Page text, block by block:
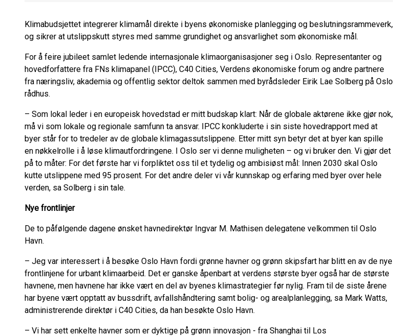
Klimabudsjettet integrerer klimamål direkte i byens økonomiske planlegging og beslutningsrammeverk,
og sikrer at utslippskutt styres med samme grundighet og ansvarlighet som økonomiske mål.
For å feire jubileet samlet ledende internasjonale klimaorganisasjoner seg i Oslo. Representanter og
hovedforfattere fra FNs klimapanel (IPCC), C40 Cities, Verdens økonomiske forum og andre partnere
fra næringsliv, akademia og offentlig sektor deltok sammen med byrådsleder Eirik Lae Solberg på Oslo
rådhus.
– Som lokal leder i en europeisk hovedstad er mitt budskap klart: Når de globale aktørene ikke gjør nok,
må vi som lokale og regionale samfunn ta ansvar. IPCC konkluderte i sin siste hovedrapport med at
byer står for to tredeler av de globale klimagassutslippene. Etter mitt syn betyr det at byer kan spille
en nøkkelrolle i å løse klimautfordringene. I Oslo ser vi denne muligheten – og vi bruker den. Vi gjør det
på to måter: For det første har vi forpliktet oss til et tydelig og ambisiøst mål: Innen 2030 skal Oslo
kutte utslippene med 95 prosent. For det andre deler vi vår kunnskap og erfaring med byer over hele
verden, sa Solberg i sin tale.
Nye frontlinjer
De to påfølgende dagene ønsket havnedirektør Ingvar M. Mathisen delegatene velkommen til Oslo
Havn.
– Jeg var interessert i å besøke Oslo Havn fordi grønne havner og grønn skipsfart har blitt en av de nye
frontlinjene for urbant klimaarbeid. Det er ganske åpenbart at verdens største byer også har de største
havnene, men havnene har ikke vært en del av byenes klimastrategier før nylig. Fram til de siste årene
har byene vært opptatt av bussdrift, avfallshåndtering samt bolig- og arealplanlegging, sa Mark Watts,
administrerende direktør i C40 Cities, da han besøkte Oslo Havn.
– Vi har sett enkelte havner som er dyktige på grønn innovasjon - fra Shanghai til Los